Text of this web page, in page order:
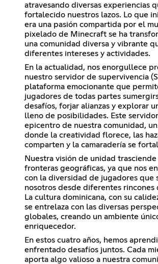
atravesando diversas experiencias
fortalecido nuestros lazos. Lo que
era una pasión compartida por el
pixelado de Minecraft se ha
una comunidad diversa y vibrante
diferentes intereses y actividades.
En la actualidad, nos enorgullece
nuestro servidor de supervivencia
plataforma emocionante que
jugadores de todas partes
desafíos, forjar alianzas y explorar
lleno de posibilidades. Este
epicentro de nuestra comunidad,
donde la creatividad florece, las
comparten y la camaradería se
Nuestra visión de unidad trasciende
fronteras geográficas, ya que nos
con la diversidad de jugadores que
nosotros desde diferentes rincones
La cultura dominicana, con su
se entrelaza con las diversas
globales, creando un ambiente
enriquecedor.
En estos cuatro años, hemos
enfrentado desafíos juntos. Cada
aporta algo valioso a nuestra